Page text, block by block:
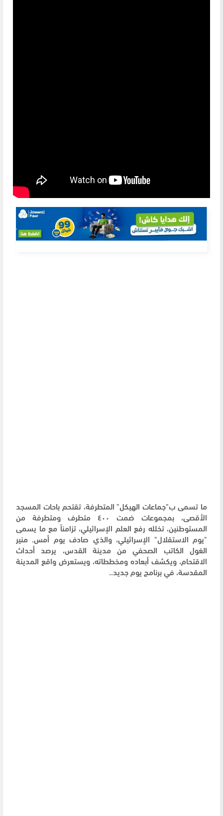
ما تسمى ب"جماعات الهيكل" المتطرفة، تقتحم باحات المسجد
الأقصى، بمجموعات ضمت ٤٠٠ متطرف ومتطرفة من
المستوطنين، تخلله رفع العلم الإسرائيلي، تزامناً مع ما يسمى
"يوم الاستقلال" الإسرائيلي، والذي صادف يوم أمس. منير
الغول الكاتب الصحفي من مدينة القدس، يرصد أحداث
الاقتحام، ويكشف أبعاده ومخططاته، ويستعرض واقع المدينة
المقدسة، في برنامج يوم جديد..